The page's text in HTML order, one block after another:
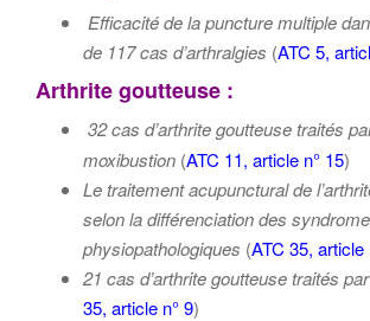
Efficacité de la puncture multiple
de 117 cas d’arthralgies (ATC 5,
Arthrite goutteuse :
32 cas d’arthrite goutteuse traités
moxibustion (ATC 11, article n° 15)
Le traitement acupunctural de
selon la différenciation des
physiopathologiques (ATC 35, article
21 cas d’arthrite goutteuse traités
35, article n° 9)